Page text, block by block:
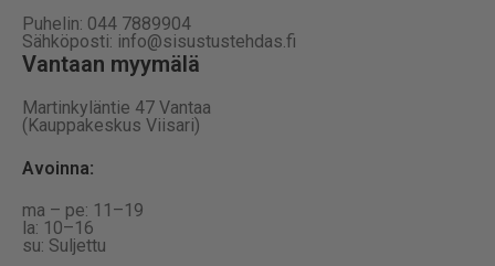
Puhelin: 044 7889904
Sähköposti: info@sisustustehdas.fi
Vantaan myymälä
Martinkyläntie 47 Vantaa
(Kauppakeskus Viisari)
Avoinna:
ma – pe: 11–19
la: 10–16
su: Suljettu